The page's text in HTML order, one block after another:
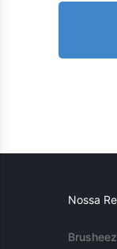
Nossa